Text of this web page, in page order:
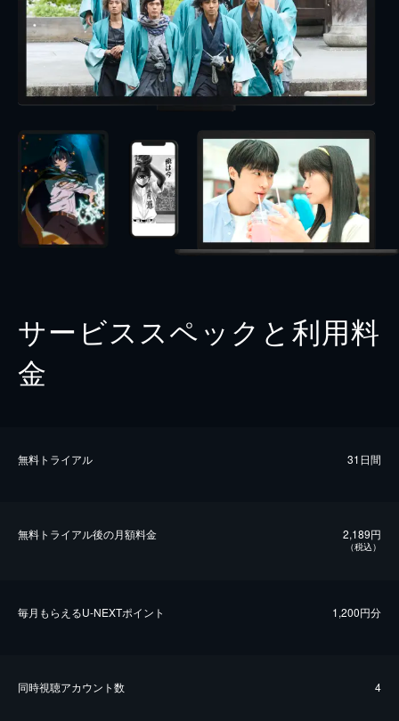
サービススペックと利用料
金
無料トライアル 31日間
無料トライアル後の⽉額料金 2,189円
（税込）
毎⽉もらえるU-NEXTポイント 1,200円分
同時視聴アカウント数 4